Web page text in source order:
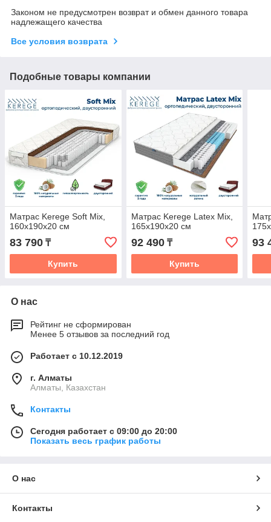
Законом не предусмотрен возврат и обмен данного товара
надлежащего качества
Все условия возврата
Подобные товары компании
Матрас Kerege Soft Mix,
160x190x20 см
83 790 ₸
Купить
Матрас Kerege Latex Mix,
165x190x20 см
92 490₸
Купить
93
О нас
Рейтинг не сформирован
Менее 5 отзывов за последний год
Работает с 10.12.2019
г. Алматы
Алматы, Казахстан
Контакты
Сегодня работает с 09:00 до 20:00
Показать весь график работы
О нас
Контакты